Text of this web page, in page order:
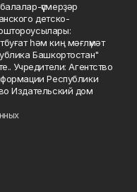
үҫмерҙәр
детско-
һәм киң мәғлүмәт
Башкортостан"
Учредители: Агентство
Республики
Издательский дом